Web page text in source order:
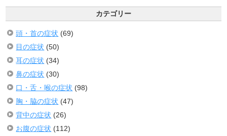
カテゴリー
頭・首の症状 (69)
目の症状 (50)
耳の症状 (34)
鼻の症状 (30)
口・舌・喉の症状 (98)
胸・脇の症状 (47)
背中の症状 (26)
お腹の症状 (112)